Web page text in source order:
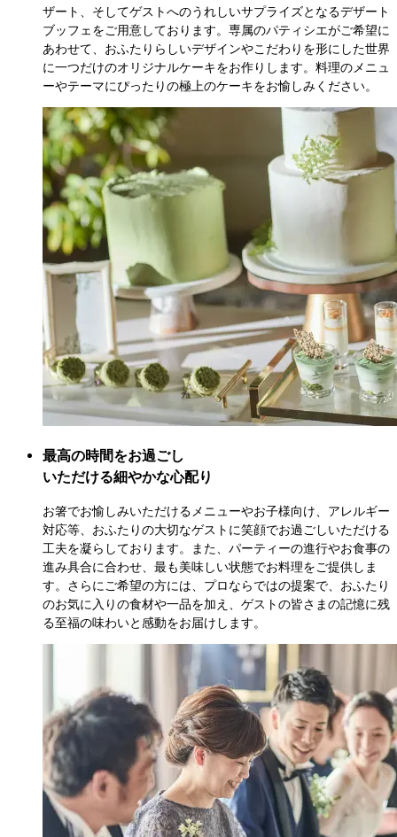
ザート、そしてゲストへのうれしいサプライズとなるデザート
ブッフェをご用意しております。専属のパティシエがご希望に
あわせて、おふたりらしいデザインやこだわりを形にした世界
に一つだけのオリジナルケーキをお作りします。料理のメニュ
ーやテーマにぴったりの極上のケーキをお愉しみください。
最高の時間をお過ごし
いただける細やかな心配り
お箸でお愉しみいただけるメニューやお子様向け、アレルギー
対応等、おふたりの大切なゲストに笑顔でお過ごしいただける
工夫を凝らしております。また、パーティーの進行やお食事の
進み具合に合わせ、最も美味しい状態でお料理をご提供しま
す。さらにご希望の方には、プロならではの提案で、おふたり
のお気に入りの食材や一品を加え、ゲストの皆さまの記憶に残
る至福の味わいと感動をお届けします。